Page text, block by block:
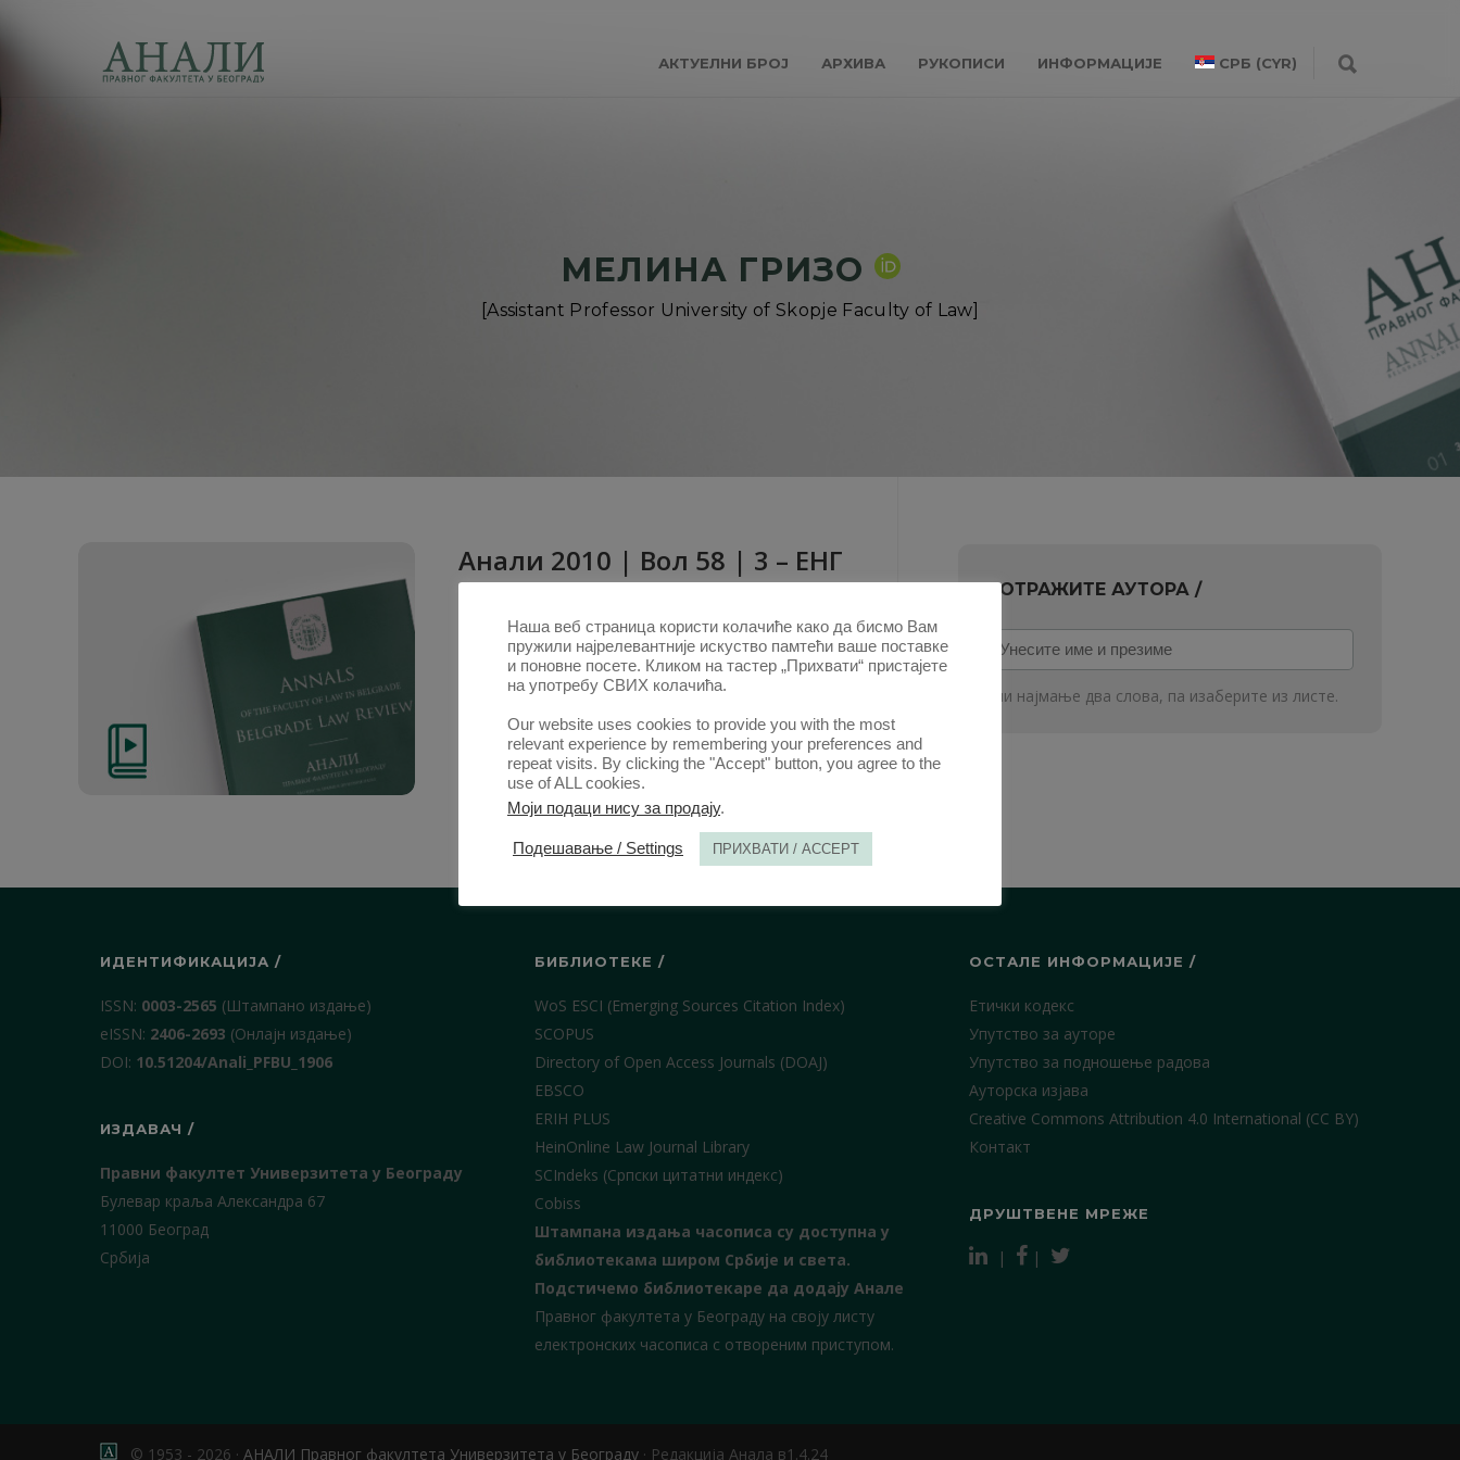
АКТУЕЛНИ БРОЈ АРХИВА РУКОПИСИ ИНФОРМАЦИЈЕ СРБ (CYR)
МЕЛИНА ГРИЗО
[Assistant Professor University of Skopje Faculty of Law]
Анали 2010 | Вол 58 | 3 – ЕНГ
THE VERSAILLES SYSTEM OF PEACE TREATIES
AND THE MINORITY PROTECTION IN SOUTHEAST
EUROPE – THE BULGARIAN-GREEK CONVENTION
FOR THE EXCHANGE OF POPULATION OF 1919
(PDF)
1. ОКТ. 2011.
ПОТРАЖИТЕ АУТОРА /
Унесите
име
или најмање два слова, па изаберите из листе.
ИДЕНТИФИКАЦИЈА /
ISSN: 0003-2565 (Штампано издање)
еISSN: 2406-2693 (Онлајн издање)
DOI: 10.51204/Anali_PFBU_1906
ИЗДАВАЧ /
Правни факултет Универзитета у Београду
Булевар краља Александра 67
11000 Београд
Србија
БИБЛИОТЕКЕ /
WoS ESCI (Emerging Sources Citation Index)
SCOPUS
Directory of Open Access Journals (DOAJ)
EBSCO
ERIH PLUS
HeinOnline Law Journal Library
SCIndeks (Српски цитатни индекс)
Cobiss
Штампана издања часописа су доступна у
библиотекама широм Србије и света.
Подстичемо библиотекаре да додају Анале
Правног факултета у Београду на своју листу
електронских часописа с отвореним приступом.
ОСТАЛЕ ИНФОРМАЦИЈЕ /
Етички кодекс
Упутство за ауторе
Упутство за подношење радова
Ауторска изјава
Creative Commons Attribution 4.0 International (CC BY)
Контакт
ДРУШТВЕНЕ МРЕЖЕ
| |
© 1953 - 2026 · АНАЛИ Правног факултета Универзитета у Београду · Редакција Анала в1.4.24
Наша веб страница користи колачиће како да бисмо Вам
пружили најрелевантније искуство памтећи ваше поставке
и поновне посете. Кликом на тастер „Прихвати“ пристајете
на употребу СВИХ колачића.
Our website uses cookies to provide you with the most
relevant experience by remembering your preferences and
repeat visits. By clicking the "Accept" button, you agree to the
use of ALL cookies.
Моји подаци нису за продају.
Подешавање / Settings ПРИХВАТИ / ACCEPT